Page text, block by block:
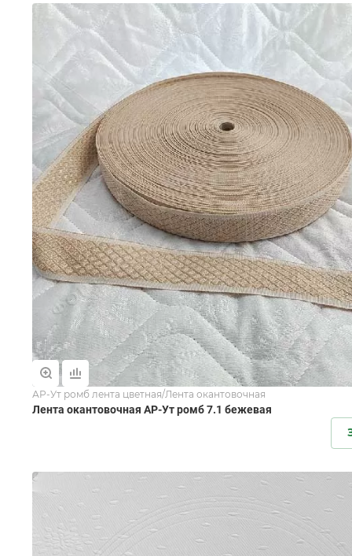
АР-Ут ромб лента цветная/Лента окантовочная
Лента окантовочная АР-Ут ромб 7.1 бежевая